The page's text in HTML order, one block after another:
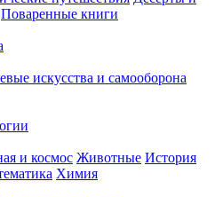
Поваренные книги
искусства и самооборона
и космос Животные История
Химия